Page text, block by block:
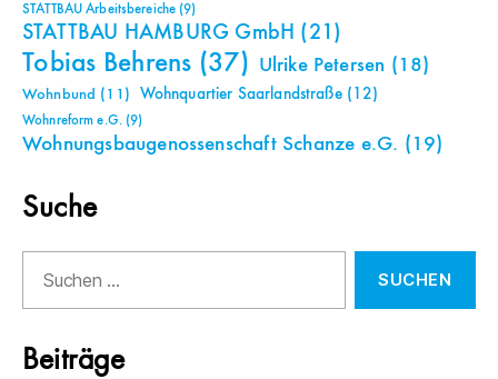
STATTBAU Arbeitsbereiche (9)
STATTBAU HAMBURG GmbH (21)
Tobias Behrens (37) Ulrike Petersen (18)
Wohnbund (11) Wohnquartier Saarlandstraße(12)
Wohnreform e.G.(9)
Wohnungsbaugenossenschaft Schanze e.G. (19)
Suche
nach:
Beiträge